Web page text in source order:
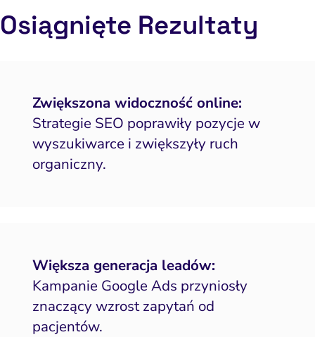
Osiągnięte Rezultaty
Zwiększona widoczność online:
Strategie SEO poprawiły pozycje w
wyszukiwarce i zwiększyły ruch
organiczny.
Większa generacja leadów:
Kampanie Google Ads przyniosły
znaczący wzrost zapytań od
pacjentów.